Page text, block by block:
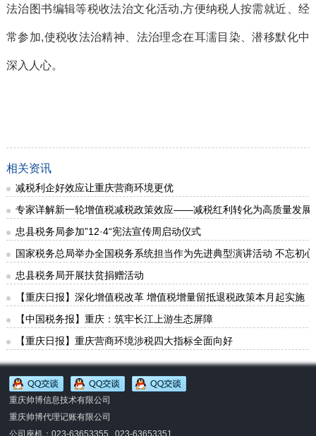
法治图书编辑等税收法治文化活动,方便纳税人按需就近、经
常参加,使税收法治精神、法治理念在耳濡目染、潜移默化中
深入人心。
相关资讯
减税利企好效应让重庆营商环境更优
专家详解新一轮增值税减税政策效应——减税红利转化为高质量发展
忠县税务局参加”12·4“宪法宣传周启动仪式
国家税务总局举办全国税务系统担当作为先进典型演讲活动 不忘初
忠县税务局开展扶贫捐赠活动
【重庆日报】深化增值税改革 增值税增量留抵退税政策本月起实施
【中国税务报】重庆：筑牢长江上游生态屏障
【重庆日报】重庆营商环境涉税四大指标全面向好
重庆帅博信息技术有限公司
重庆帅博代理记账有限公司
公司座机：023-63653355 023-63653351